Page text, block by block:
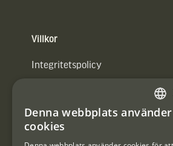
Villkor
Integritetspolicy
#Interjaktfamily
Denna webbplats använder
cookies